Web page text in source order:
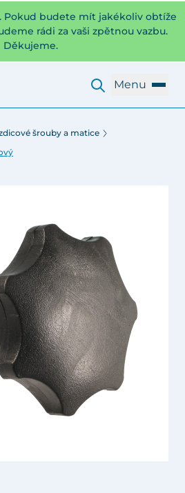
Pokud budete mít jakékoliv obtíže
rádi za vaši zpětnou vazbu.
Děkujeme.
Menu
šrouby a matice